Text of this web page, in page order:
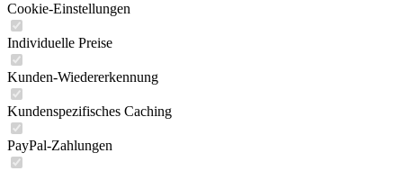
Cookie-Einstellungen
Individuelle Preise
Kunden-Wiedererkennung
Kundenspezifisches Caching
PayPal-Zahlungen